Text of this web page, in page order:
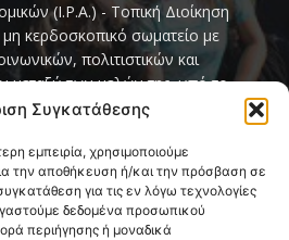
Συγκατάθεσης
εμπειρία, χρησιμοποιούμε
την αποθήκευση ή/και την πρόσβαση σε
για τις εν λόγω τεχνολογίες
δεδομένα προσωπικού
περιήγησης ή μοναδικά
(I.P.A.) - Τοπική Διοίκηση
κερδοσκοπικό σωματείο με
πολιτιστικών και
μεταξύ των μελών της, υπό το
per Amikeco» (Υπηρετώ δια της